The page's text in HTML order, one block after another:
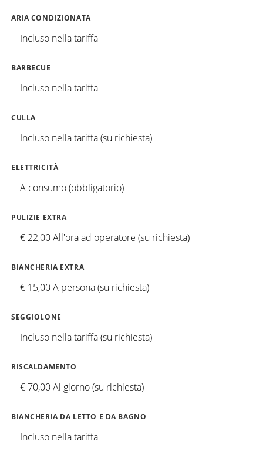
ARIA CONDIZIONATA
Incluso nella tariffa
BARBECUE
Incluso nella tariffa
CULLA
Incluso nella tariffa (su richiesta)
ELETTRICITÀ
A consumo (obbligatorio)
PULIZIE EXTRA
€ 22,00 All'ora ad operatore (su richiesta)
BIANCHERIA EXTRA
€ 15,00 A persona (su richiesta)
SEGGIOLONE
Incluso nella tariffa (su richiesta)
RISCALDAMENTO
€ 70,00 Al giorno (su richiesta)
BIANCHERIA DA LETTO E DA BAGNO
Incluso nella tariffa